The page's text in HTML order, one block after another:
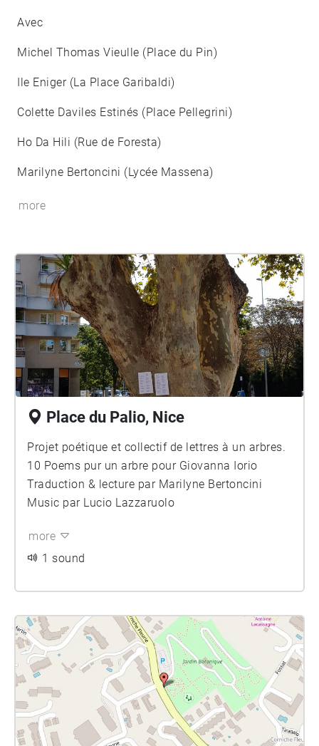
Avec
Michel Thomas Vieulle (Place du Pin)
Ile Eniger (La Place Garibaldi)
Colette Daviles Estinés (Place Pellegrini)
Ho Da Hili (Rue de Foresta)
Marilyne Bertoncini (Lycée Massena)
more
Place du Palio, Nice
Projet poétique et collectif de lettres à un arbres.
10 Poems pur un arbre pour Giovanna Iorio
Traduction & lecture par Marilyne Bertoncini
Music par Lucio Lazzaruolo
more
1 sound